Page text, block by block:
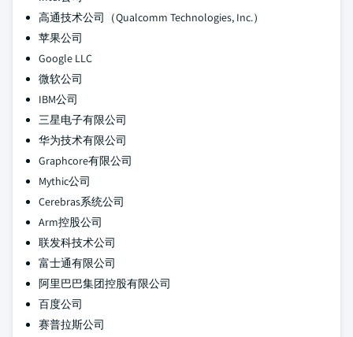
高通技术公司（Qualcomm Technologies, Inc.）
苹果公司
Google LLC
微软公司
IBM公司
三星电子有限公司
华为技术有限公司
Graphcore有限公司
Mythic公司
Cerebras系统公司
Arm控股公司
联发科技术公司
富士通有限公司
阿里巴巴集团控股有限公司
百度公司
赛普拉斯公司